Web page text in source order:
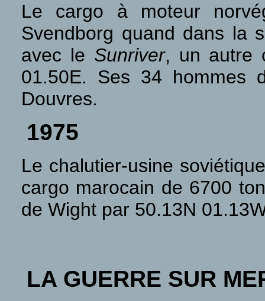
Le cargo à moteur
Svendborg quand dans la
avec le Sunriver, un autre
01.50E. Ses 34 hommes
Douvres.
1975
Le chalutier-usine
cargo marocain de 6700
de Wight par 50.13N
LA GUERRE SUR